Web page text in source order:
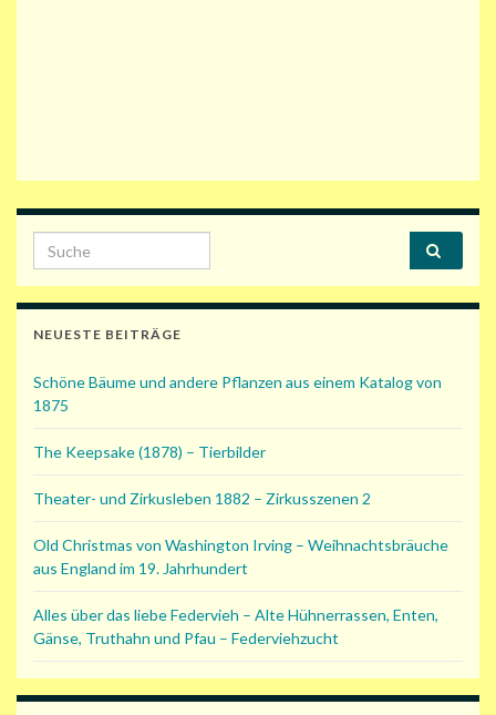
Search for:
NEUESTE BEITRÄGE
Schöne Bäume und andere Pflanzen aus einem Katalog von
1875
The Keepsake (1878) – Tierbilder
Theater- und Zirkusleben 1882 – Zirkusszenen 2
Old Christmas von Washington Irving – Weihnachtsbräuche
aus England im 19. Jahrhundert
Alles über das liebe Federvieh – Alte Hühnerrassen, Enten,
Gänse, Truthahn und Pfau – Federviehzucht